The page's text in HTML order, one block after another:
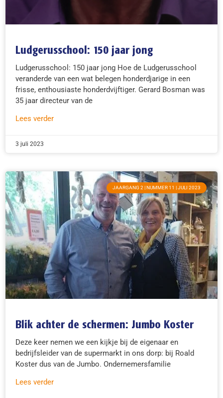
Ludgerusschool: 150 jaar jong
Ludgerusschool: 150 jaar jong Hoe de Ludgerusschool
veranderde van een wat belegen honderdjarige in een
frisse, enthousiaste honderdvijftiger. Gerard Bosman was
35 jaar directeur van de
Lees verder
3 juli 2023
JAARGANG 2 | NUMMER 11 | JULI 2023
Blik achter de schermen: Jumbo Koster
Deze keer nemen we een kijkje bij de eigenaar en
bedrijfsleider van de supermarkt in ons dorp: bij Roald
Koster dus van de Jumbo. Ondernemersfamilie
Lees verder